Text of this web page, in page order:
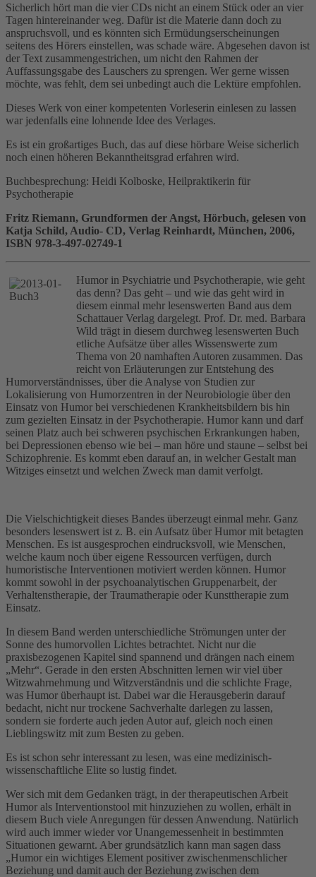
Sicherlich hört man die vier CDs nicht an einem Stück oder an vier
Tagen hintereinander weg. Dafür ist die Materie dann doch zu
anspruchsvoll, und es könnten sich Ermüdungserscheinungen
seitens des Hörers einstellen, was schade wäre. Abgesehen davon ist
der Text zusammengestrichen, um nicht den Rahmen der
Auffassungsgabe des Lauschers zu sprengen. Wer gerne wissen
möchte, was fehlt, dem sei unbedingt auch die Lektüre empfohlen.
Dieses Werk von einer kompetenten Vorleserin einlesen zu lassen
war jedenfalls eine lohnende Idee des Verlages.
Es ist ein großartiges Buch, das auf diese hörbare Weise sicherlich
noch einen höheren Bekanntheitsgrad erfahren wird.
Buchbesprechung: Heidi Kolboske, Heilpraktikerin für
Psychotherapie
Fritz Riemann, Grundformen der Angst, Hörbuch, gelesen von
Katja Schild, Audio- CD, Verlag Reinhardt, München, 2006,
ISBN 978-3-497-02749-1
Humor in Psychiatrie und Psychotherapie, wie geht
das denn? Das geht – und wie das geht wird in
diesem einmal mehr lesenswerten Band aus dem
Schattauer Verlag dargelegt. Prof. Dr. med. Barbara
Wild trägt in diesem durchweg lesenswerten Buch
etliche Aufsätze über alles Wissenswerte zum
Thema von 20 namhaften Autoren zusammen. Das
reicht von Erläuterungen zur Entstehung des
Humorverständnisses, über die Analyse von Studien zur
Lokalisierung von Humorzentren in der Neurobiologie über den
Einsatz von Humor bei verschiedenen Krankheitsbildern bis hin
zum gezielten Einsatz in der Psychotherapie. Humor kann und darf
seinen Platz auch bei schweren psychischen Erkrankungen haben,
bei Depressionen ebenso wie bei – man höre und staune – selbst bei
Schizophrenie. Es kommt eben darauf an, in welcher Gestalt man
Witziges einsetzt und welchen Zweck man damit verfolgt.
Die Vielschichtigkeit dieses Bandes überzeugt einmal mehr. Ganz
besonders lesenswert ist z. B. ein Aufsatz über Humor mit betagten
Menschen. Es ist ausgesprochen eindrucksvoll, wie Menschen,
welche kaum noch über eigene Ressourcen verfügen, durch
humoristische Interventionen motiviert werden können. Humor
kommt sowohl in der psychoanalytischen Gruppenarbeit, der
Verhaltenstherapie, der Traumatherapie oder Kunsttherapie zum
Einsatz.
In diesem Band werden unterschiedliche Strömungen unter der
Sonne des humorvollen Lichtes betrachtet. Nicht nur die
praxisbezogenen Kapitel sind spannend und drängen nach einem
„Mehr“. Gerade in den ersten Abschnitten lernen wir viel über
Witzwahrnehmung und Witzverständnis und die schlichte Frage,
was Humor überhaupt ist. Dabei war die Herausgeberin darauf
bedacht, nicht nur trockene Sachverhalte darlegen zu lassen,
sondern sie forderte auch jeden Autor auf, gleich noch einen
Lieblingswitz mit zum Besten zu geben.
Es ist schon sehr interessant zu lesen, was eine medizinisch-
wissenschaftliche Elite so lustig findet.
Wer sich mit dem Gedanken trägt, in der therapeutischen Arbeit
Humor als Interventionstool mit hinzuziehen zu wollen, erhält in
diesem Buch viele Anregungen für dessen Anwendung. Natürlich
wird auch immer wieder vor Unangemessenheit in bestimmten
Situationen gewarnt. Aber grundsätzlich kann man sagen dass
„Humor ein wichtiges Element positiver zwischenmenschlicher
Beziehung und damit auch der Beziehung zwischen dem